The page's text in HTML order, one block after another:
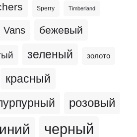
Sperry Timberland
Vans бежевый
зеленый золото
красный
розовый
черный